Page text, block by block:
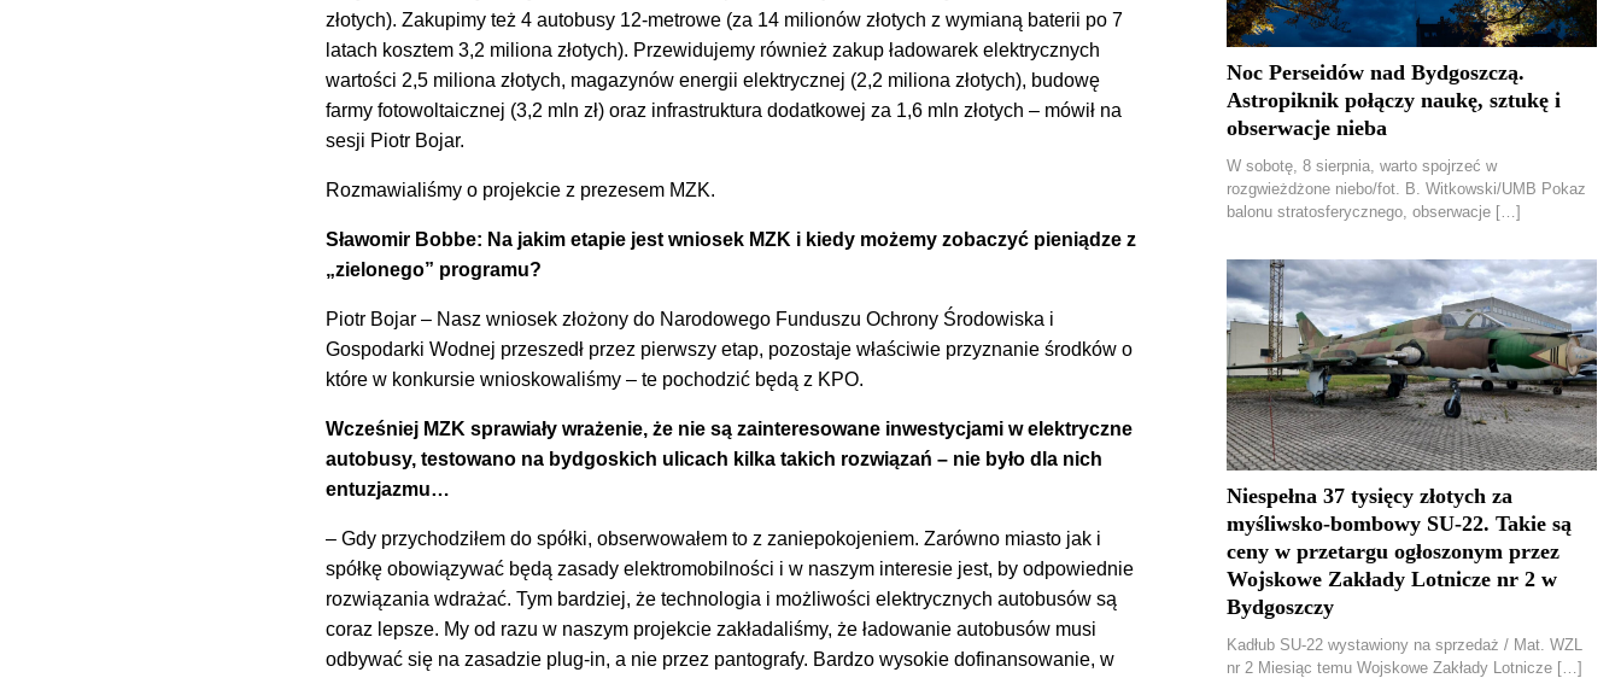
złotych). Zakupimy też 4 autobusy 12-metrowe (za 14 milionów złotych z wymianą baterii po 7
latach kosztem 3,2 miliona złotych). Przewidujemy również zakup ładowarek elektrycznych
wartości 2,5 miliona złotych, magazynów energii elektrycznej (2,2 miliona złotych), budowę
farmy fotowoltaicznej (3,2 mln zł) oraz infrastruktura dodatkowej za 1,6 mln złotych – mówił na
sesji Piotr Bojar.
Rozmawialiśmy o projekcie z prezesem MZK.
Sławomir Bobbe: Na jakim etapie jest wniosek MZK i kiedy możemy zobaczyć pieniądze z
„zielonego” programu?
Piotr Bojar – Nasz wniosek złożony do Narodowego Funduszu Ochrony Środowiska i
Gospodarki Wodnej przeszedł przez pierwszy etap, pozostaje właściwie przyznanie środków o
które w konkursie wnioskowaliśmy – te pochodzić będą z KPO.
Wcześniej MZK sprawiały wrażenie, że nie są zainteresowane inwestycjami w elektryczne
autobusy, testowano na bydgoskich ulicach kilka takich rozwiązań – nie było dla nich
entuzjazmu…
– Gdy przychodziłem do spółki, obserwowałem to z zaniepokojeniem. Zarówno miasto jak i
spółkę obowiązywać będą zasady elektromobilności i w naszym interesie jest, by odpowiednie
rozwiązania wdrażać. Tym bardziej, że technologia i możliwości elektrycznych autobusów są
coraz lepsze. My od razu w naszym projekcie zakładaliśmy, że ładowanie autobusów musi
odbywać się na zasadzie plug-in, a nie przez pantografy. Bardzo wysokie dofinansowanie, w
Noc Perseidów nad Bydgoszczą.
Astropiknik połączy naukę, sztukę i
obserwacje nieba
W sobotę, 8 sierpnia, warto spojrzeć w
rozgwieżdżone niebo/fot. B. Witkowski/UMB Pokaz
balonu stratosferycznego, obserwacje […]
Niespełna 37 tysięcy złotych za
myśliwsko-bombowy SU-22. Takie są
ceny w przetargu ogłoszonym przez
Wojskowe Zakłady Lotnicze nr 2 w
Bydgoszczy
Kadłub SU-22 wystawiony na sprzedaż / Mat. WZL
nr 2 Miesiąc temu Wojskowe Zakłady Lotnicze […]